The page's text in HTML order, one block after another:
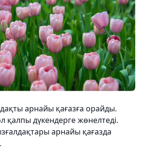
арнайы қағазға орайды.
қалпы дүкендерге жөнелтеді.
арнайы қағазда